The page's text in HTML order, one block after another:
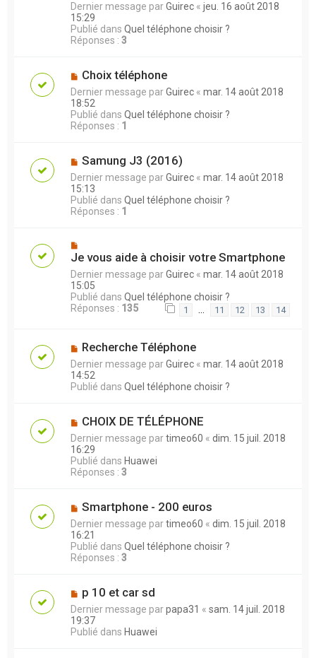
Dernier message parGuirec « jeu. 16 août 2018
15:29
Publié dans Quel téléphone choisir ?
Réponses : 3
Choix téléphone
Dernier message parGuirec « mar. 14 août 2018
18:52
Publié dans Quel téléphone choisir ?
Réponses : 1
Samung J3 (2016)
Dernier message parGuirec « mar. 14 août 2018
15:13
Publié dans Quel téléphone choisir ?
Réponses : 1
Je vous aide à choisir votre Smartphone
Dernier message parGuirec « mar. 14 août 2018
15:05
Publié dans Quel téléphone choisir ?
Réponses : 135 1 11 12 13 14
Recherche Téléphone
Dernier message parGuirec « mar. 14 août 2018
14:52
Publié dans Quel téléphone choisir ?
CHOIX DE TÉLÉPHONE
Dernier message partimeo60 « dim. 15 juil. 2018
16:29
Publié dans Huawei
Réponses : 3
Smartphone - 200 euros
Dernier message partimeo60 « dim. 15 juil. 2018
16:21
Publié dans Quel téléphone choisir ?
Réponses : 3
p 10 et car sd
Dernier message parpapa31 « sam. 14 juil. 2018
19:37
Publié dans Huawei